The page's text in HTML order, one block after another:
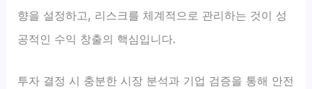
향을 설정하고, 리스크를 체계적으로 관리하는 것이 성
공적인 수익 창출의 핵심입니다.
투자 결정 시 충분한 시장 분석과 기업 검증을 통해 안전